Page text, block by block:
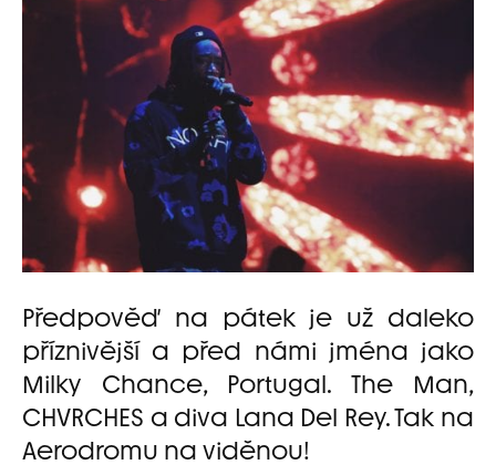
Předpověď na pátek je už daleko
příznivější a před námi jména jako
Milky Chance, Portugal. The Man,
CHVRCHES a diva Lana Del Rey. Tak na
Aerodromu na viděnou!